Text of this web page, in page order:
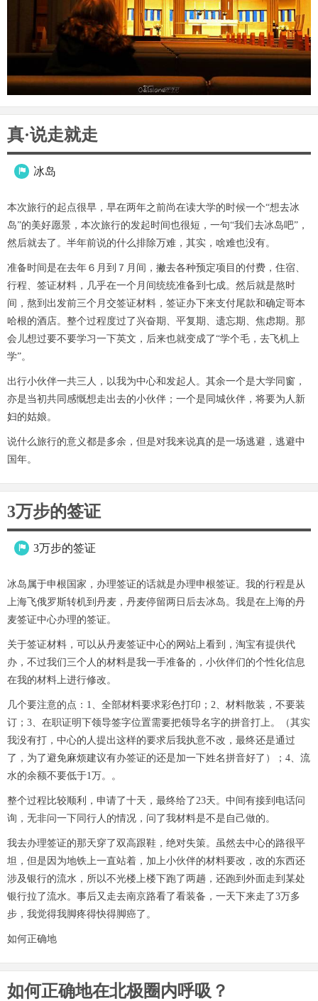
真·说走就走
 冰岛
本次旅行的起点很早，早在两年之前尚在读大学的时候一个“想去冰
岛”的美好愿景，本次旅行的发起时间也很短，一句“我们去冰岛吧”，
然后就去了。半年前说的什么排除万难，其实，啥难也没有。
准备时间是在去年６月到７月间，撇去各种预定项目的付费，住宿、
行程、签证材料，几乎在一个月间统统准备到七成。然后就是熬时
间，熬到出发前三个月交签证材料，签证办下来支付尾款和确定哥本
哈根的酒店。整个过程度过了兴奋期、平复期、遗忘期、焦虑期。那
会儿想过要不要学习一下英文，后来也就变成了“学个毛，去飞机上
学”。
出行小伙伴一共三人，以我为中心和发起人。其余一个是大学同窗，
亦是当初共同感慨想走出去的小伙伴；一个是同城伙伴，将要为人新
妇的姑娘。
说什么旅行的意义都是多余，但是对我来说真的是一场逃避，逃避中
国年。
3万步的签证
 3万步的签证
冰岛属于申根国家，办理签证的话就是办理申根签证。我的行程是从
上海飞俄罗斯转机到丹麦，丹麦停留两日后去冰岛。我是在上海的丹
麦签证中心办理的签证。
关于签证材料，可以从丹麦签证中心的网站上看到，淘宝有提供代
办，不过我们三个人的材料是我一手准备的，小伙伴们的个性化信息
在我的材料上进行修改。
几个要注意的点：1、全部材料要求彩色打印；2、材料散装，不要装
订；3、在职证明下领导签字位置需要把领导名字的拼音打上。（其实
我没有打，中心的人提出这样的要求后我执意不改，最终还是通过
了，为了避免麻烦建议有办签证的还是加一下姓名拼音好了）；4、流
水的余额不要低于1万。。
整个过程比较顺利，申请了十天，最终给了23天。中间有接到电话问
询，无非问一下同行人的情况，问了我材料是不是自己做的。
我去办理签证的那天穿了双高跟鞋，绝对失策。虽然去中心的路很平
坦，但是因为地铁上一直站着，加上小伙伴的材料要改，改的东西还
涉及银行的流水，所以不光楼上楼下跑了两趟，还跑到外面走到某处
银行拉了流水。事后又走去南京路看了看装备，一天下来走了3万多
步，我觉得我脚疼得快得脚癌了。
如何正确地
如何正确地在北极圈内呼吸？